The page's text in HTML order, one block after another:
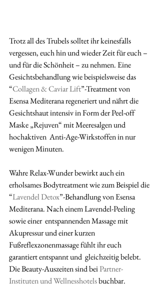
Trotz all des Trubels solltet ihr keinesfalls
vergessen, euch hin und wieder Zeit für euch –
und für die Schönheit – zu nehmen. Eine
Gesichtsbehandlung wie beispielsweise das
“Collagen & Caviar Lift”-Treatment von
Esensa Mediterana regeneriert und nährt die
Gesichtshaut intensiv in Form der Peel-off
Maske „Rejuven“ mit Meeresalgen und
hochaktiven  Anti-Age-Wirkstoffen in nur
wenigen Minuten.
Wahre Relax-Wunder bewirkt auch ein
erholsames Bodytreatment wie zum Beispiel die
“Lavendel Detox”-Behandlung von Esensa
Mediterana. Nach einem Lavendel-Peeling
sowie einer  entspannenden Massage mit
Akupressur und einer kurzen
Fußreflexzonenmassage fühlt ihr euch
garantiert entspannt und  gleichzeitig belebt.
Die Beauty-Auszeiten sind bei Partner-
Instituten und Wellnesshotels buchbar.